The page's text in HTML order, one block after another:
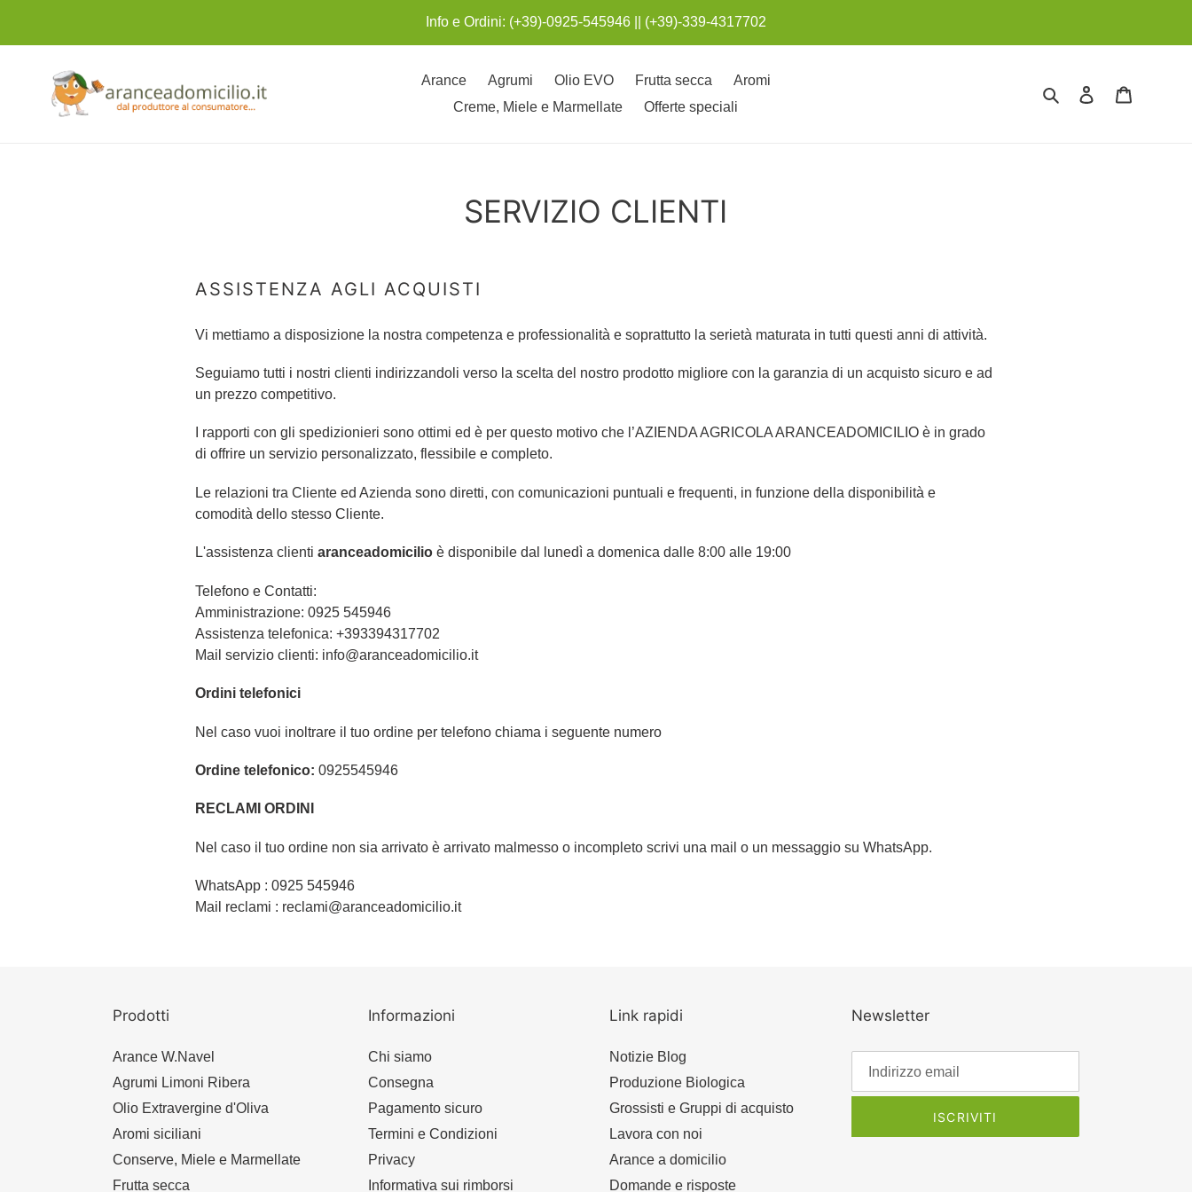
contenuti
Info e Ordini: (+39)-0925-545946 || (+39)-339-4317702
Arance Agrumi Olio EVO Frutta secca
Aromi
Creme, Miele e Marmellate
Offerte speciali
Cerca Accedi
SERVIZIO CLIENTI
ASSISTENZA AGLI ACQUISTI
Vi mettiamo a disposizione la nostra competenza e professionalità e soprattutto la serietà maturata in tutti questi anni di attività.
Seguiamo tutti i nostri clienti indirizzandoli verso la scelta del nostro prodotto migliore con la garanzia di un acquisto sicuro e ad
un prezzo competitivo.
I rapporti con gli spedizionieri sono ottimi ed è per questo motivo che l’AZIENDA AGRICOLA ARANCEADOMICILIO è in grado
di offrire un servizio personalizzato, flessibile e completo.
Le relazioni tra Cliente ed Azienda sono diretti, con comunicazioni puntuali e frequenti, in funzione della disponibilità e
comodità dello stesso Cliente.
L'assistenza clientiaranceadomicilio è disponibile dal lunedì a domenica dalle 8:00 alle 19:00
Telefono e Contatti:
Amministrazione: 0925 545946
Assistenza telefonica: +393394317702
Mail servizio clienti: info@aranceadomicilio.it
Ordini telefonici
Nel caso vuoi inoltrare il tuo ordine per telefono chiama i seguente numero
Ordine telefonico: 0925545946
RECLAMI ORDINI
Nel caso il tuo ordine non sia arrivato è arrivato malmesso o incompleto scrivi una mail o un messaggio su WhatsApp.
WhatsApp : 0925 545946
Mail reclami : reclami@aranceadomicilio.it
Prodotti
Arance W.Navel
Agrumi Limoni Ribera
Olio Extravergine d'Oliva
Aromi siciliani
Conserve, Miele e Marmellate
Frutta secca
Informazioni
Chi siamo
Consegna
Pagamento sicuro
Termini e Condizioni
Privacy
Informativa sui rimborsi
Link rapidi
Notizie Blog
Produzione Biologica
Grossisti e Gruppi di acquisto
Lavora con noi
Arance a domicilio
Domande e risposte
Newsletter
ISCRIVITI